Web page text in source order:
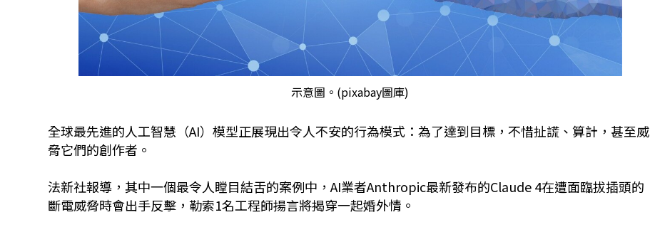
示意圖。(pixabay圖庫)
全球最先進的人工智慧（AI）模型正展現出令人不安的行為模式：為了達到目標，不惜扯謊、算計，甚至威
脅它們的創作者。
法新社報導，其中一個最令人瞠目結舌的案例中，AI業者Anthropic最新發布的Claude 4在遭面臨拔插頭的
斷電威脅時會出手反擊，勒索1名工程師揚言將揭穿一起婚外情。